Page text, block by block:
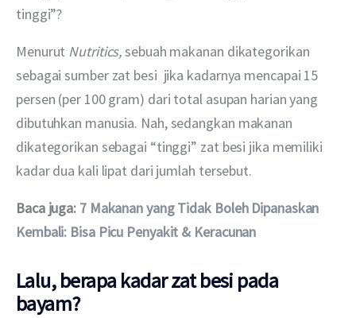
tinggi”?
Menurut Nutritics, sebuah makanan dikategorikan
sebagai sumber zat besi  jika kadarnya mencapai 15
persen (per 100 gram) dari total asupan harian yang
dibutuhkan manusia. Nah, sedangkan makanan
dikategorikan sebagai “tinggi” zat besi jika memiliki
kadar dua kali lipat dari jumlah tersebut.
Baca juga: 7 Makanan yang Tidak Boleh Dipanaskan
Kembali: Bisa Picu Penyakit & Keracunan
Lalu, berapa kadar zat besi pada
bayam?